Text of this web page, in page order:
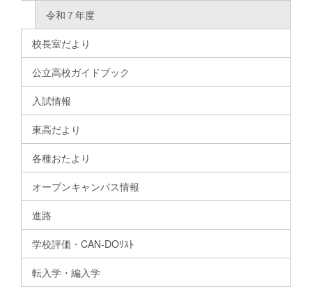
令和７年度
校長室だより
公立高校ガイドブック
入試情報
東高だより
各種おたより
オープンキャンパス情報
進路
学校評価・CAN-DOﾘｽﾄ
転入学・編入学